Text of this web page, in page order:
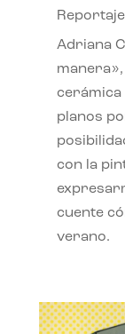
Reportaje
Adriana
cerámica
planos
con la
cuente
verano.